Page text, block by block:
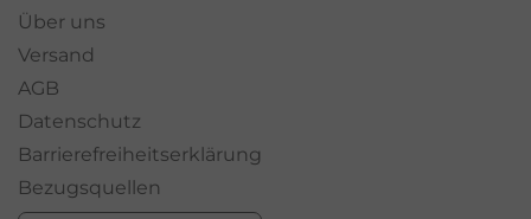
Über uns
Versand
AGB
Datenschutz
Barrierefreiheitserklärung
Bezugsquellen